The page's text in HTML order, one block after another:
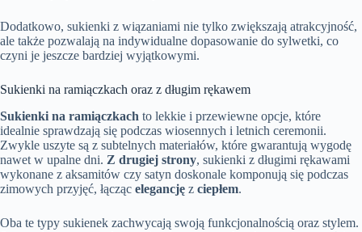
Dodatkowo, sukienki z wiązaniami nie tylko zwiększają atrakcyjność,
ale także pozwalają na indywidualne dopasowanie do sylwetki, co
czyni je jeszcze bardziej wyjątkowymi.
Sukienki na ramiączkach oraz z długim rękawem
Sukienki na ramiączkach to lekkie i przewiewne opcje, które
idealnie sprawdzają się podczas wiosennych i letnich ceremonii.
Zwykle uszyte są z subtelnych materiałów, które gwarantują wygodę
nawet w upalne dni. Z drugiej strony, sukienki z długimi rękawami
wykonane z aksamitów czy satyn doskonale komponują się podczas
zimowych przyjęć, łącząc elegancję z ciepłem.
Oba te typy sukienek zachwycają swoją funkcjonalnością oraz stylem.